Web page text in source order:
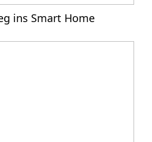
ins Smart Home